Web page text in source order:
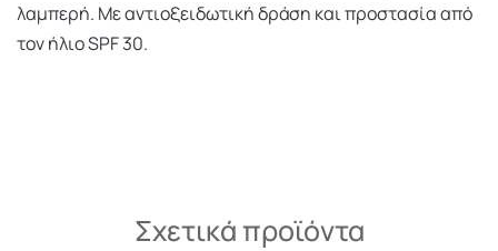
λαμπερή. Με αντιοξειδωτική δράση και προστασία από
τον ήλιο SPF 30.
Σχετικά προϊόντα